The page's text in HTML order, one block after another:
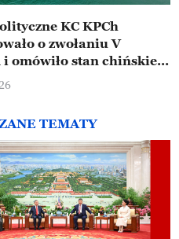
KC KPCh
o zwołaniu V
i omówiło stan chińskiej
TEMATY